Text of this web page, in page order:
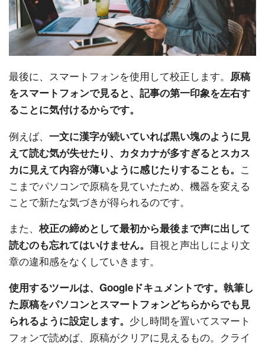
最後に、スマートフォンを使用して校正します。 原稿
をスマートフォンで見ると、記事の第一印象を左右す
ることに気付けるからです。
例えば、 一文に漢字が続いていれば黒い塊のように見
えて読む気が失せたり、カタカナが多すぎるとスカス
カに見えて内容が薄いように感じたりすることも。 こ
こまでパソコンで原稿を見ていたため、機器を変える
ことで新たな気づきが得られるのです。
また、 校正の締めとして最初から最後まで声に出して
読むのも忘れてはいけません。 目視と声出しにより文
章の違和感をなくしていきます。
使用するツールは、Googleドキュメントです。執筆し
た原稿をパソコンとスマートフォンどちらからでも見
られるように設定します。 少し時間を置いてスマート
フォンで読めば、原稿がクリアに見えるもの。クライ